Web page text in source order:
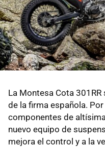
La Montesa Cota
de la firma española.
componentes de
nuevo equipo de
mejora el control y a la